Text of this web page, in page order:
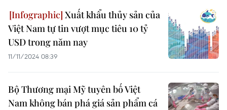
Xuất khẩu thủy sản của
Việt Nam tự tin vượt mục tiêu 10 tỷ
USD trong năm nay
11/11/2024 08:39
Bộ Thương mại Mỹ tuyên bố Việt
Nam không bán phá giá sản phẩm cá